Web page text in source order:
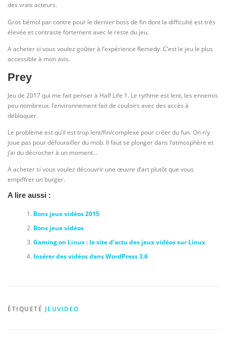
des vrais acteurs.
Gros bémol par contre pour le dernier boss de fin dont la difficulté est très
élevée et contraste fortement avec le reste du jeu.
A acheter si vous voulez goûter à l’expérience Remedy. C’est le jeu le plus
accessible à mon avis.
Prey
Jeu de 2017 qui me fait penser à Half Life 1. Le rythme est lent, les ennemis
peu nombreux. l’environnement fait de couloirs avec des accès à
débloquer.
Le problème est qu’il est trop lent/fin/complexe pour créer du fun. On n’y
joue pas pour défourailler du mob. Il faut se plonger dans l’atmosphère et
j’ai du décrocher à un moment…
A acheter si vous voulez découvrir une œuvre d’art plutôt que vous
empiffrer un burger.
A lire aussi :
Bons jeux vidéos 2015
Bons jeux vidéos
Gaming on Linux : le site d’actu des jeux vidéos sur Linux
Insérer des vidéos dans WordPress 3.6
ÉTIQUETÉ JEUVIDEO